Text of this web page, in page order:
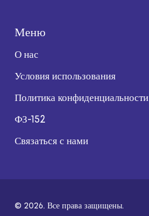
Меню
О нас
Условия использования
Политика конфиденциальности
ФЗ-152
Связаться с нами
© 2026. Все права защищены.